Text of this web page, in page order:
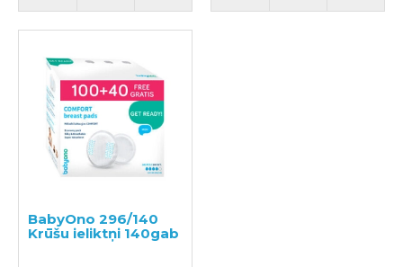
BabyOno 296/140
Krūšu ieliktņi 140gab